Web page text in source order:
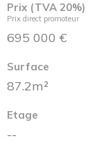
Prix (TVA 20%)
Prix direct promoteur
695 000 €
Surface
87.2m²
Etage
--